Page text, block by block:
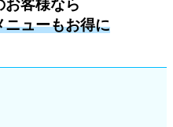
お客様なら
ニューもお得に